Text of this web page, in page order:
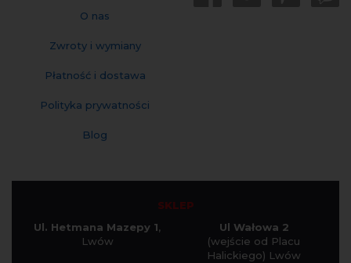
O nas
Zwroty i wymiany
Płatność i dostawa
Polityka prywatności
Blog
SKLEP
Ul. Hetmana Mazepy 1,
Lwów
Ul Wałowa 2
(wejście od Placu
Halickiego) Lwów